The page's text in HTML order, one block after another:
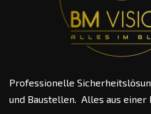
Professionelle
und Baustellen. Alles aus einer